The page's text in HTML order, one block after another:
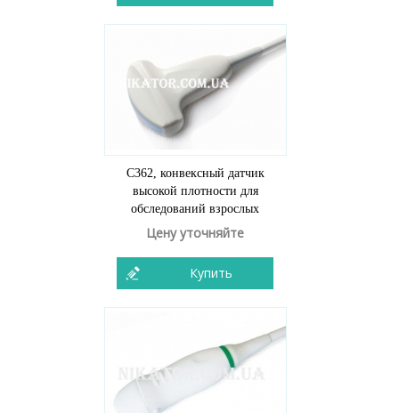
C362, конвексный датчик
высокой плотности для
обследований взрослых
Цену уточняйте
Купить